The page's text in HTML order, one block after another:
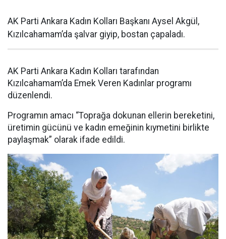
AK Parti Ankara Kadın Kolları Başkanı Aysel Akgül,
Kızılcahamam’da şalvar giyip, bostan çapaladı.
AK Parti Ankara Kadın Kolları tarafından
Kızılcahamam’da Emek Veren Kadınlar programı
düzenlendi.
Programın amacı “Toprağa dokunan ellerin bereketini,
üretimin gücünü ve kadın emeğinin kıymetini birlikte
paylaşmak” olarak ifade edildi.